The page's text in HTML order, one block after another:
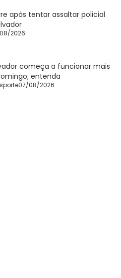
após tentar assaltar policial
2026
começa a funcionar mais
entenda
07/08/2026